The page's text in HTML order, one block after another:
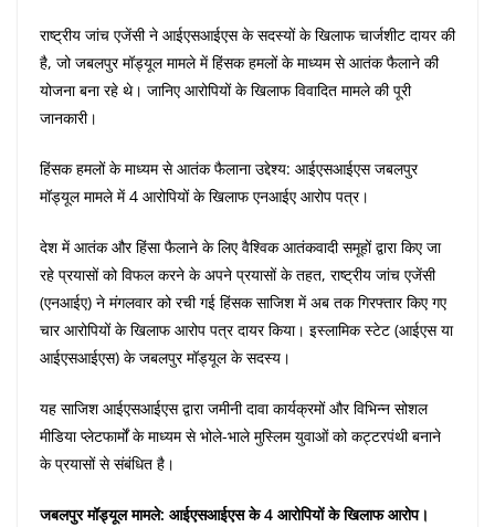
राष्ट्रीय जांच एजेंसी ने आईएसआईएस के सदस्यों के खिलाफ चार्जशीट दायर की
है, जो जबलपुर मॉड्यूल मामले में हिंसक हमलों के माध्यम से आतंक फैलाने की
योजना बना रहे थे। जानिए आरोपियों के खिलाफ विवादित मामले की पूरी
जानकारी।
हिंसक हमलों के माध्यम से आतंक फैलाना उद्देश्य: आईएसआईएस जबलपुर
मॉड्यूल मामले में 4 आरोपियों के खिलाफ एनआईए आरोप पत्र।
देश में आतंक और हिंसा फैलाने के लिए वैश्विक आतंकवादी समूहों द्वारा किए जा
रहे प्रयासों को विफल करने के अपने प्रयासों के तहत, राष्ट्रीय जांच एजेंसी
(एनआईए) ने मंगलवार को रची गई हिंसक साजिश में अब तक गिरफ्तार किए गए
चार आरोपियों के खिलाफ आरोप पत्र दायर किया। इस्लामिक स्टेट (आईएस या
आईएसआईएस) के जबलपुर मॉड्यूल के सदस्य।
यह साजिश आईएसआईएस द्वारा जमीनी दावा कार्यक्रमों और विभिन्न सोशल
मीडिया प्लेटफार्मों के माध्यम से भोले-भाले मुस्लिम युवाओं को कट्टरपंथी बनाने
के प्रयासों से संबंधित है।
जबलपुर मॉड्यूल मामले: आईएसआईएस के 4 आरोपियों के खिलाफ आरोप।